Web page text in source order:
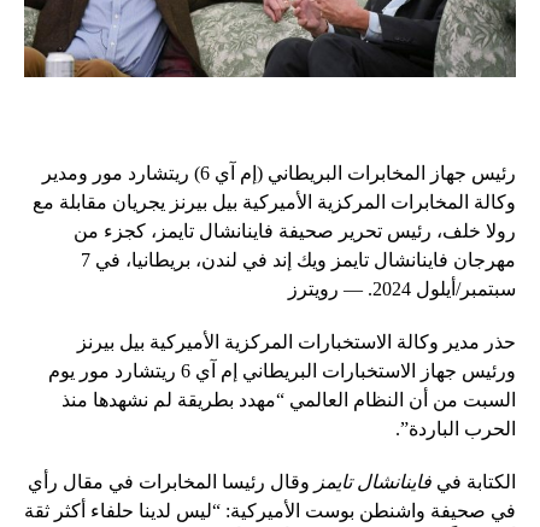
رئيس جهاز المخابرات البريطاني (إم آي 6) ريتشارد مور ومدير
وكالة المخابرات المركزية الأميركية بيل بيرنز يجريان مقابلة مع
رولا خلف، رئيس تحرير صحيفة فاينانشال تايمز، كجزء من
مهرجان فاينانشال تايمز ويك إند في لندن، بريطانيا، في 7
سبتمبر/أيلول 2024. — رويترز
حذر مدير وكالة الاستخبارات المركزية الأميركية بيل بيرنز
ورئيس جهاز الاستخبارات البريطاني إم آي 6 ريتشارد مور يوم
السبت من أن النظام العالمي “مهدد بطريقة لم نشهدها منذ
الحرب الباردة”.
الكتابة في فاينانشال تايمز وقال رئيسا المخابرات في مقال رأي
في صحيفة واشنطن بوست الأميركية: “ليس لدينا حلفاء أكثر ثقة